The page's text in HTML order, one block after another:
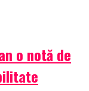
o notă de